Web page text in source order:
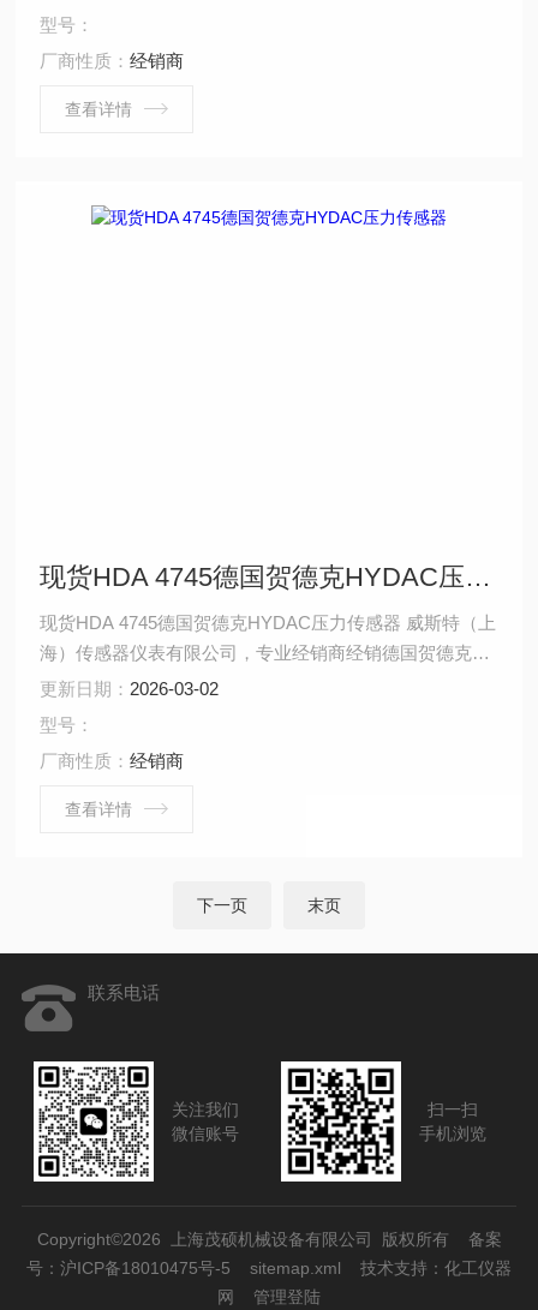
0.5%，适用于多种工作领域; c. 产品稳定性能好：在设计
使产品在正常使用中，保持很好的稳定性; d. 使用方便：
机械电气连接简单，可通过按键设定，输出信号可直接输
型号：
厂商性质：经销商
查看详情
现货HDA 4745德国贺德克HYDAC压力传感器
现货HDA 4745德国贺德克HYDAC压力传感器 威斯特（上
海）传感器仪表有限公司，专业经销商经销德国贺德克海
德汉有限公司一系列产品，从应用范围广泛的标准控制产
品到根据客户和OEM的要求而定做的产品，价格合理、供
国贺德克HYDAC滤芯、德国贺德克HYDAC压力传感器、
德国贺德克HYDAC温度传感器、德国贺德克HYDAC数显
更新日期： 2026-03-02
型号：
厂商性质：经销商
查看详情
下一页 末页
联系电话
关注我们
微信账号
扫一扫
手机浏览
Copyright©2026 上海茂硕机械设备有限公司 版权所有 备案
号：沪ICP备18010475号-5
sitemap.xml 技术支持： 化工仪器
网
管理登陆